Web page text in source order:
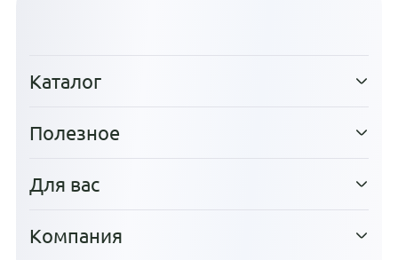
Каталог
Полезное
Для вас
Компания